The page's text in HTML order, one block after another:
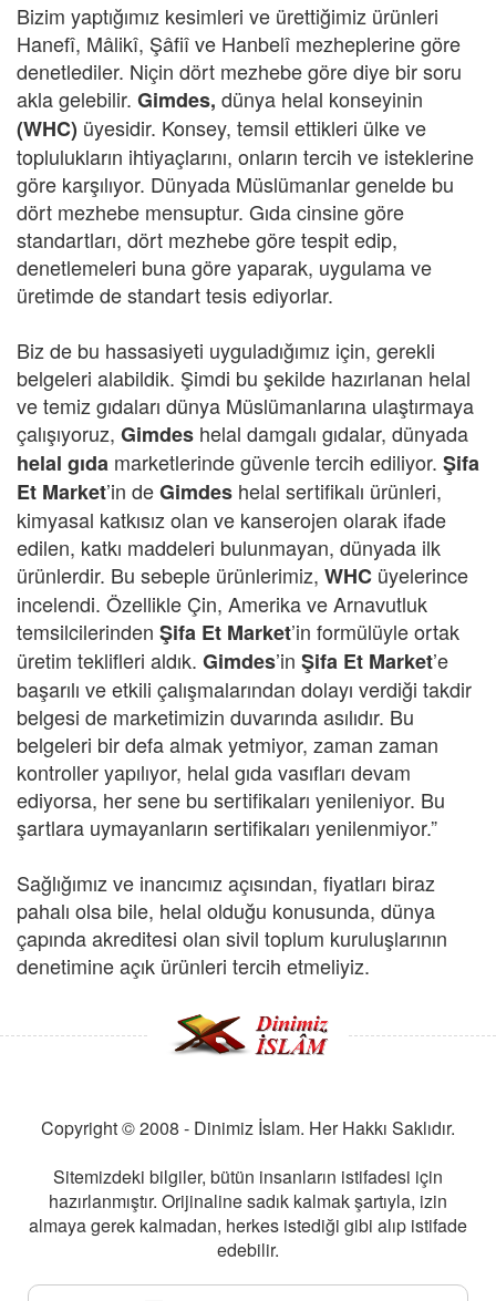
Bizim yaptığımız kesimleri ve ürettiğimiz ürünleri
Hanefî, Mâlikî, Şâfiî ve Hanbelî mezheplerine göre
denetlediler. Niçin dört mezhebe göre diye bir soru
akla gelebilir. Gimdes, dünya helal konseyinin
(WHC) üyesidir. Konsey, temsil ettikleri ülke ve
toplulukların ihtiyaçlarını, onların tercih ve isteklerine
göre karşılıyor. Dünyada Müslümanlar genelde bu
dört mezhebe mensuptur. Gıda cinsine göre
standartları, dört mezhebe göre tespit edip,
denetlemeleri buna göre yaparak, uygulama ve
üretimde de standart tesis ediyorlar.
Biz de bu hassasiyeti uyguladığımız için, gerekli
belgeleri alabildik. Şimdi bu şekilde hazırlanan helal
ve temiz gıdaları dünya Müslümanlarına ulaştırmaya
çalışıyoruz, Gimdes helal damgalı gıdalar, dünyada
helal gıda marketlerinde güvenle tercih ediliyor. Şifa
Et Market’in deGimdes helal sertifikalı ürünleri,
kimyasal katkısız olan ve kanserojen olarak ifade
edilen, katkı maddeleri bulunmayan, dünyada ilk
ürünlerdir. Bu sebeple ürünlerimiz, WHC üyelerince
incelendi. Özellikle Çin, Amerika ve Arnavutluk
temsilcilerinden Şifa Et Market’in formülüyle ortak
üretim teklifleri aldık. Gimdes’in Şifa Et Market’e
başarılı ve etkili çalışmalarından dolayı verdiği takdir
belgesi de marketimizin duvarında asılıdır. Bu
belgeleri bir defa almak yetmiyor, zaman zaman
kontroller yapılıyor, helal gıda vasıfları devam
ediyorsa, her sene bu sertifikaları yenileniyor. Bu
şartlara uymayanların sertifikaları yenilenmiyor.”
Sağlığımız ve inancımız açısından, fiyatları biraz
pahalı olsa bile, helal olduğu konusunda, dünya
çapında akreditesi olan sivil toplum kuruluşlarının
denetimine açık ürünleri tercih etmeliyiz.
Copyright © 2008 - Dinimiz İslam. Her Hakkı Saklıdır.
Sitemizdeki bilgiler, bütün insanların istifadesi için
hazırlanmıştır. Orijinaline sadık kalmak şartıyla, izin
almaya gerek kalmadan, herkes istediği gibi alıp istifade
edebilir.